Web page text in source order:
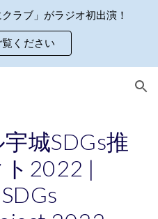
ラブ」がラジオ初出演！
ください
城SDGs推
2022 |